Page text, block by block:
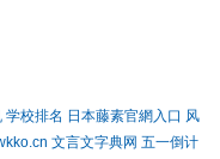
学校排名 日本藤素官網入口 风
文言文字典网 五一倒计